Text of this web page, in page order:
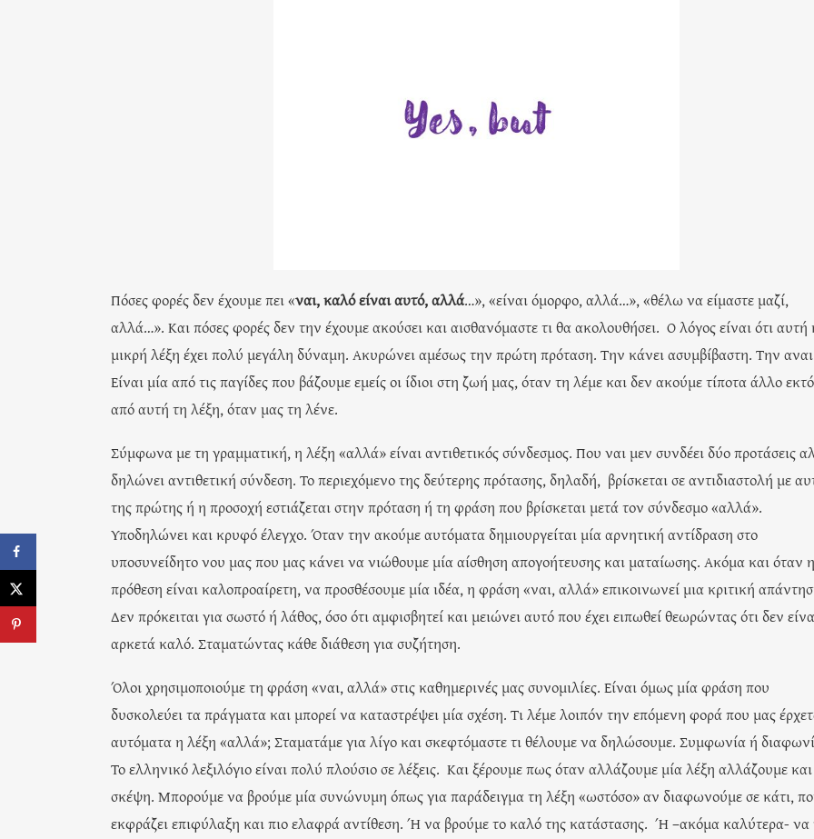
Πόσες φορές δεν έχουμε πει «ναι, καλό είναι αυτό, αλλά…», «είναι όμορφο, αλλά…», «θέλω να είμαστε μαζί,
αλλά…». Και πόσες φορές δεν την έχουμε ακούσει και αισθανόμαστε τι θα ακολουθήσει. Ο λόγος είναι ότι αυτή
μικρή λέξη έχει πολύ μεγάλη δύναμη. Ακυρώνει αμέσως την πρώτη πρόταση. Την κάνει ασυμβίβαστη. Την
Είναι μία από τις παγίδες που βάζουμε εμείς οι ίδιοι στη ζωή μας, όταν τη λέμε και δεν ακούμε τίποτα άλλο
από αυτή τη λέξη, όταν μας τη λένε.
Σύμφωνα με τη γραμματική, η λέξη «αλλά» είναι αντιθετικός σύνδεσμος. Που ναι μεν συνδέει δύο προτάσεις
δηλώνει αντιθετική σύνδεση. Το περιεχόμενο της δεύτερης πρότασης, δηλαδή, βρίσκεται σε αντιδιαστολή με
της πρώτης ή η προσοχή εστιάζεται στην πρόταση ή τη φράση που βρίσκεται μετά τον σύνδεσμο «αλλά».
Υποδηλώνει και κρυφό έλεγχο. Όταν την ακούμε αυτόματα δημιουργείται μία αρνητική αντίδραση στο
υποσυνείδητο νου μας που μας κάνει να νιώθουμε μία αίσθηση απογοήτευσης και ματαίωσης. Ακόμα και όταν η
πρόθεση είναι καλοπροαίρετη, να προσθέσουμε μία ιδέα, η φράση «ναι, αλλά» επικοινωνεί μια κριτική
Δεν πρόκειται για σωστό ή λάθος, όσο ότι αμφισβητεί και μειώνει αυτό που έχει ειπωθεί θεωρώντας ότι δεν
αρκετά καλό. Σταματώντας κάθε διάθεση για συζήτηση.
Όλοι χρησιμοποιούμε τη φράση «ναι, αλλά» στις καθημερινές μας συνομιλίες. Είναι όμως μία φράση που
δυσκολεύει τα πράγματα και μπορεί να καταστρέψει μία σχέση. Τι λέμε λοιπόν την επόμενη φορά που μας
αυτόματα η λέξη «αλλά»; Σταματάμε για λίγο και σκεφτόμαστε τι θέλουμε να δηλώσουμε. Συμφωνία ή
Το ελληνικό λεξιλόγιο είναι πολύ πλούσιο σε λέξεις. Και ξέρουμε πως όταν αλλάζουμε μία λέξη αλλάζουμε
σκέψη. Μπορούμε να βρούμε μία συνώνυμη όπως για παράδειγμα τη λέξη «ωστόσο» αν διαφωνούμε σε κάτι,
εκφράζει επιφύλαξη και πιο ελαφρά αντίθεση. Ή να βρούμε το καλό της κατάστασης. Ή –ακόμα καλύτερα- να